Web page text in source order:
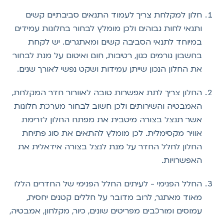
חלון למקלחת צריך לעמוד התנאים סביבתיים קשים
ותנאי לחות גבוהים ולכן מומלץ לבחור בחלונות עמידים
במיוחד לתנאי הסביבה קשים ומאתגרים. יש לקחת
בחשבון גורמים כגון, רטיבות, חום ואיטום על מנת לבחור
את החלון הנכון שייתן עמידות ושקט נפשי לאורך שנים.
החלון צריך לתת אפשרות טובה לאוורור חדר המקלחת,
האמבטיה והשירותים ולכן חשוב לבחור מערכת חלונות
אשר תנצל בצורה מיטבית את מפתח החלון לזרימת
אוויר מקסימלית. לכן מומלץ להתאים את סוג פתיחת
החלון לחלל החדר על מנת לנצל בצורה אידאלית את
האפשרויות.
החלל הפנימי - לעיתים החלל הפנימי של החדרים הללו
מאוד מאתגר, לרוב מדובר על חללים קטנים יחסית,
עמוסים ומורכבים מפריטים שונים, כיור, מקלחון, אמבטיה,